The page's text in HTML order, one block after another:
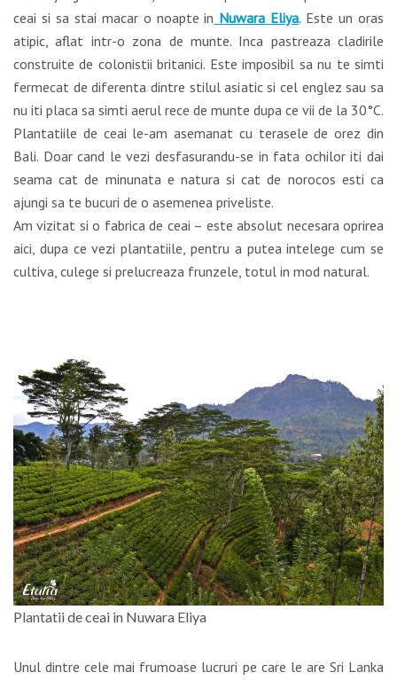
ceai si sa stai macar o noapte in Nuwara Eliya. Este un oras
atipic, aflat intr-o zona de munte. Inca pastreaza cladirile
construite de colonistii britanici. Este imposibil sa nu te simti
fermecat de diferenta dintre stilul asiatic si cel englez sau sa
nu iti placa sa simti aerul rece de munte dupa ce vii de la 30°C.
Plantatiile de ceai le-am asemanat cu terasele de orez din
Bali. Doar cand le vezi desfasurandu-se in fata ochilor iti dai
seama cat de minunata e natura si cat de norocos esti ca
ajungi sa te bucuri de o asemenea priveliste.
Am vizitat si o fabrica de ceai – este absolut necesara oprirea
aici, dupa ce vezi plantatiile, pentru a putea intelege cum se
cultiva, culege si prelucreaza frunzele, totul in mod natural.
Plantatii de ceai in Nuwara Eliya
Unul dintre cele mai frumoase lucruri pe care le are Sri Lanka